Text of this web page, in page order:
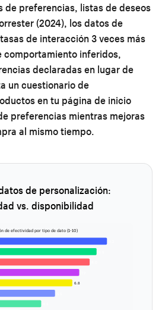
de preferencias, listas de deseos
(2024), los datos de
de interacción 3 veces más
comportamiento inferidos,
declaradas en lugar de
un cuestionario de
en tu página de inicio
preferencias mientras mejoras
al mismo tiempo.
de personalización:
vs. disponibilidad
de efectividad por tipo de dato (1-10)
6.8